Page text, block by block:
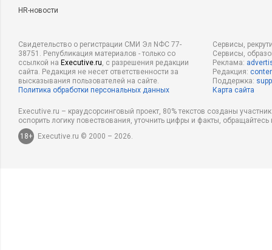
HR-новости
Свидетельство о регистрации СМИ Эл NФС 77-
38751. Републикация материалов - только со
ссылкой на Executive.ru, с разрешения редакции
сайта. Редакция не несет ответственности за
высказывания пользователей на сайте.
Политика обработки персональных данных
Сервисы,
Сервисы,
Реклама:
Редакция:
Поддержка:
Карта сайта
Executive.ru – краудсорсинговый проект, 80% текстов созданы
оспорить логику повествования, уточнить цифры и факты,
18+
Executive.ru © 2000 – 2026.